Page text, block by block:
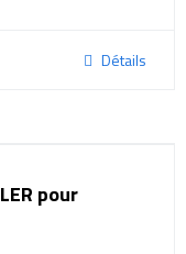
Détails
pour